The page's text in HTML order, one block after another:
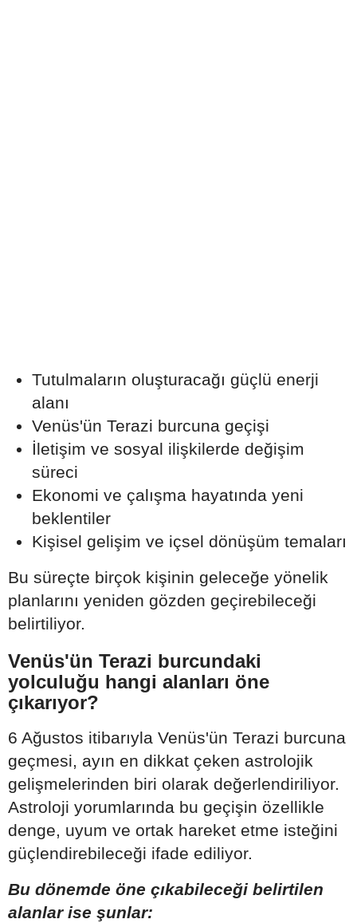
Tutulmaların oluşturacağı güçlü enerji
alanı
Venüs'ün Terazi burcuna geçişi
İletişim ve sosyal ilişkilerde değişim
süreci
Ekonomi ve çalışma hayatında yeni
beklentiler
Kişisel gelişim ve içsel dönüşüm temaları
Bu süreçte birçok kişinin geleceğe yönelik
planlarını yeniden gözden geçirebileceği
belirtiliyor.
Venüs'ün Terazi burcundaki
yolculuğu hangi alanları öne
çıkarıyor?
6 Ağustos itibarıyla Venüs'ün Terazi burcuna
geçmesi, ayın en dikkat çeken astrolojik
gelişmelerinden biri olarak değerlendiriliyor.
Astroloji yorumlarında bu geçişin özellikle
denge, uyum ve ortak hareket etme isteğini
güçlendirebileceği ifade ediliyor.
Bu dönemde öne çıkabileceği belirtilen
alanlar ise şunlar: